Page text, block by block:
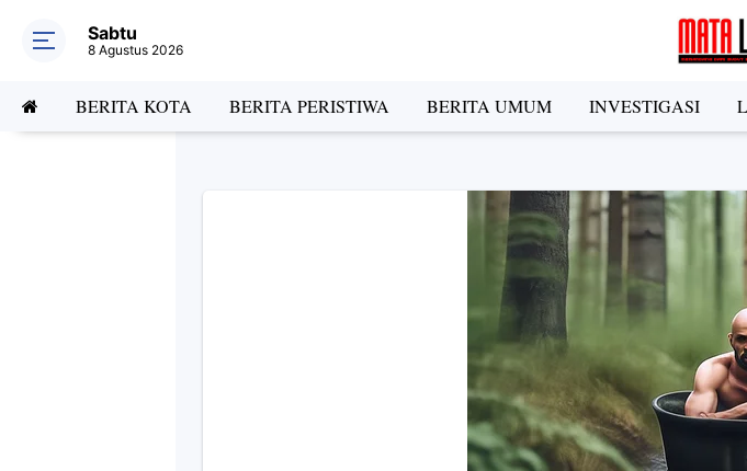
Sabtu
8 Agustus 2026
BERITA KOTA BERITA PERISTIWA BERITA UMUM INVESTIGASI